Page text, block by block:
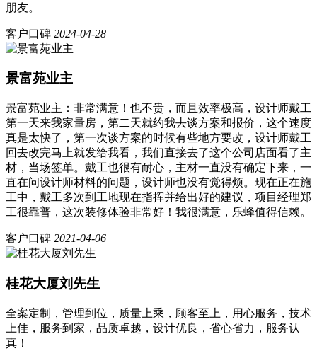
朋友。
客户口碑 2024-04-28
景富苑业主
景富苑业主：非常满意！也不贵，而且效率极高，设计师戴工
第一天来我家量房，第二天就约我去谈方案和报价，这个速度
真是太快了，第一次谈方案的时候有些地方要改，设计师戴工
回去改完马上就发给我看，我们直接去了这个公司店面看了主
材，当场签单。戴工也很有耐心，主材一直没有确定下来，一
直在问设计师材料的问题，设计师也没有觉得烦。现在正在施
工中，戴工多次到工地现在指挥并给出好的建议，项目经理郑
工很靠普，这次装修体验非常好！我很满意，乐蜂值得信赖。
客户口碑 2021-04-06
桂花大厦刘先生
全案定制，管理到位，质量上乘，顾客至上，用心服务，技术
上佳，服务到家，品质卓越，设计优良，省心省力，服务认
真！